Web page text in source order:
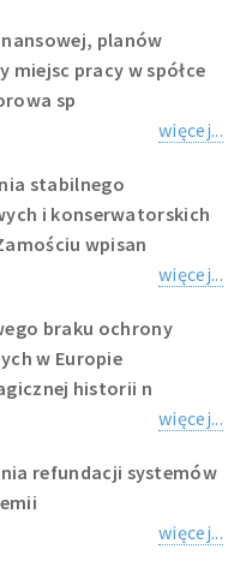
planów
pracy w spółce
sp
więcej...
stabilnego
i konserwatorskich
wpisan
więcej...
braku ochrony
w Europie
historii n
więcej...
refundacji systemów
więcej...